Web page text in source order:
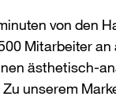
von den
Mitarbeiter
ästhetisch-
unserem